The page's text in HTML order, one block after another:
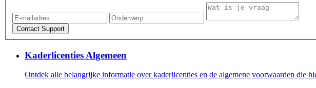
Kaderlicenties Algemeen
Ontdek alle belangrijke informatie over kaderlicenties en de algemene voorwaarden die